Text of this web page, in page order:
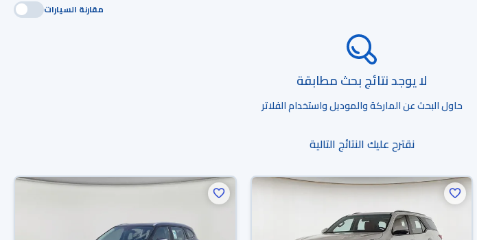
مقارنة السيارات
لا يوجد نتائج بحث مطابقة
حاول البحث عن الماركة والموديل واستخدام الفلاتر
نقترح عليك النتائج التالية